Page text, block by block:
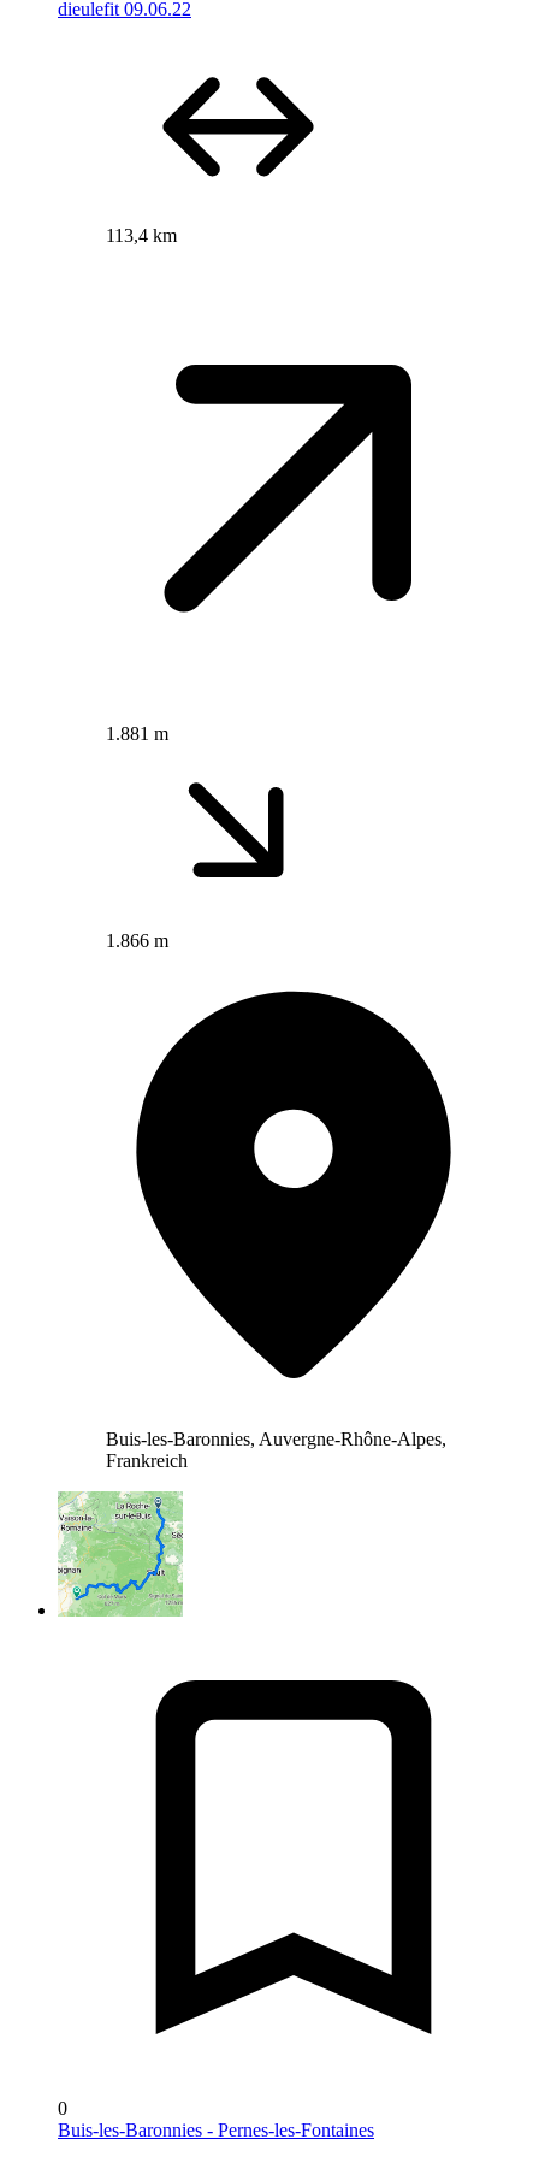
dieulefit 09.06.22
113,4 km
1.881 m
1.866 m
Buis-les-Baronnies, Auvergne-Rhône-Alpes,
Frankreich
0
Buis-les-Baronnies - Pernes-les-Fontaines